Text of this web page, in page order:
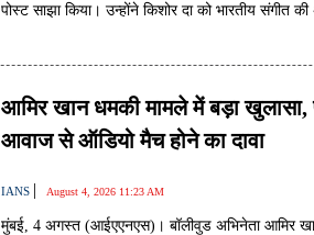
पोस्ट साझा किया। उन्होंने किशोर दा को भारतीय संगीत
आमिर खान धमकी मामले में बड़ा
आवाज से ऑडियो मैच होने का दावा
IANS | August 4, 2026 11:23 AM
मुंबई, 4 अगस्त (आईएएनएस)। बॉलीवुड अभिनेता आमिर